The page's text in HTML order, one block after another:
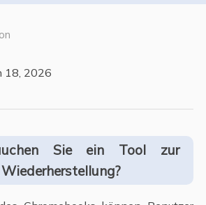
18, 2026
Sie ein Tool zur